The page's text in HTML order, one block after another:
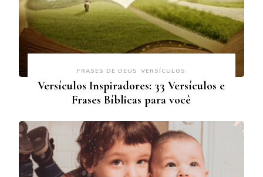
FRASES DE DEUS VERSÍCULOS
Versículos Inspiradores: 33 Versículos e
Frases Bíblicas para você